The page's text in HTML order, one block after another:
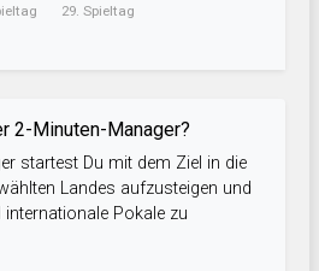
29. Spieltag
2-Minuten-Manager?
startest Du mit dem Ziel in die
Landes aufzusteigen und
Pokale zu